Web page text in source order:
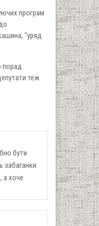
програм
"уряд
порад
теж
бути
забаганки
а хоче